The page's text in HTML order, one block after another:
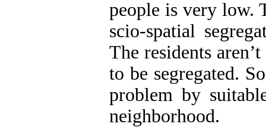
people is very low.
scio-spatial
The residents
to be segregated.
problem by
neighborhood.